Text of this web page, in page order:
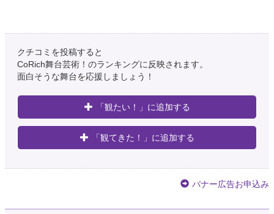
クチコミを投稿すると
CoRich舞台芸術！のランキングに反映されます。
面白そうな舞台を応援しましょう！
「観たい！」に追加する
「観てきた！」に追加する
バナー広告お申込み